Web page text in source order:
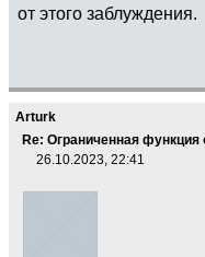
от этого заблуждения.
Arturk
Re: Ограниченная
26.10.2023, 22:41